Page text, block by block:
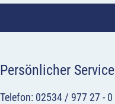
Persönlicher Service
Telefon: 02534 / 977 27 - 0